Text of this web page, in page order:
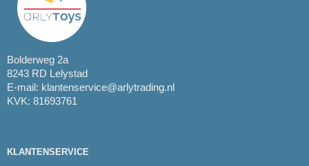
Bolderweg 2a
8243 RD Lelystad
E-mail: klantenservice@arlytrading.nl
KVK: 81693761
KLANTENSERVICE